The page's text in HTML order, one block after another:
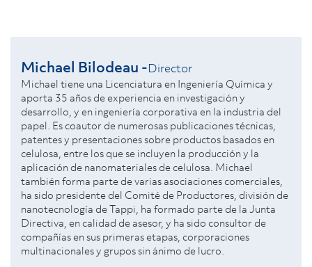
Michael Bilodeau -Director
Michael tiene una Licenciatura en Ingeniería Química y
aporta 35 años de experiencia en investigación y
desarrollo, y en ingeniería corporativa en la industria del
papel. Es coautor de numerosas publicaciones técnicas,
patentes y presentaciones sobre productos basados en
celulosa, entre los que se incluyen la producción y la
aplicación de nanomateriales de celulosa. Michael
también forma parte de varias asociaciones comerciales,
ha sido presidente del Comité de Productores, división de
nanotecnología de Tappi, ha formado parte de la Junta
Directiva, en calidad de asesor, y ha sido consultor de
compañías en sus primeras etapas, corporaciones
multinacionales y grupos sin ánimo de lucro.